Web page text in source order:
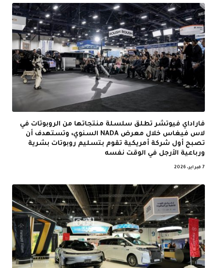
فاراداي فيوتشر تطلق سلسلة منتجاتها من الروبوتات في
لاس فيغاس خلال معرض NADA السنوي، وتستهدف أن
تصبح أول شركة أمريكية تقوم بتسليم روبوتات بشرية
ورباعية الأرجل في الوقت نفسه
7 فبراير، 2026